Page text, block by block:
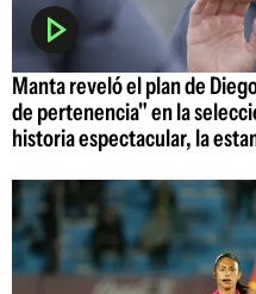
Manta reveló el plan de
de pertenencia" en la
historia espectacular, la